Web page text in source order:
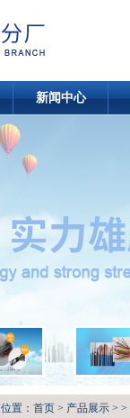
新闻中心
置： 首页 > 产品展示 > >